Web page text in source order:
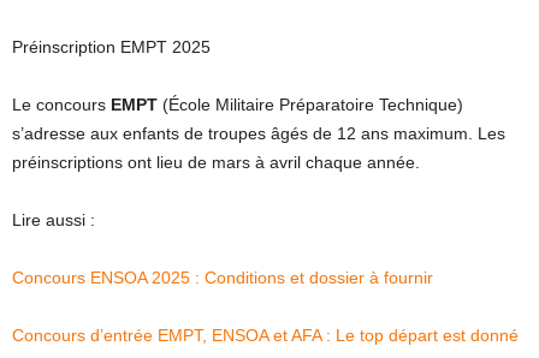
Préinscription EMPT 2025
Le concours EMPT (École Militaire Préparatoire Technique)
s’adresse aux enfants de troupes âgés de 12 ans maximum. Les
préinscriptions ont lieu de mars à avril chaque année.
Lire aussi :
Concours ENSOA 2025 : Conditions et dossier à fournir
Concours d’entrée EMPT, ENSOA et AFA : Le top départ est donné